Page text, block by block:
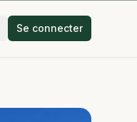
Se connecter